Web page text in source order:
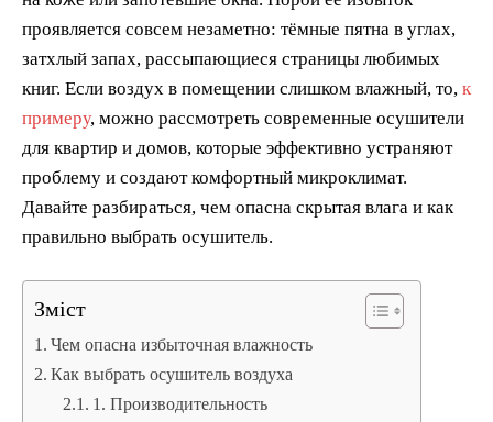
проявляется совсем незаметно: тёмные пятна в углах,
затхлый запах, рассыпающиеся страницы любимых
книг. Если воздух в помещении слишком влажный, то, к
примеру, можно рассмотреть современные осушители
для квартир и домов, которые эффективно устраняют
проблему и создают комфортный микроклимат.
Давайте разбираться, чем опасна скрытая влага и как
правильно выбрать осушитель.
Зміст
Чем опасна избыточная влажность
Как выбрать осушитель воздуха
1. Производительность